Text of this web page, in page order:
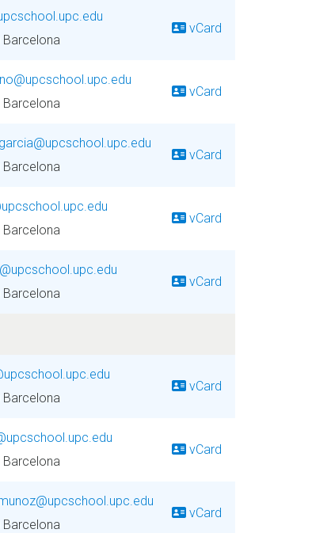
Barcelona
vCard
Barcelona
vCard
Barcelona
vCard
Barcelona
vCard
Barcelona
vCard
Barcelona
vCard
Barcelona
vCard
Barcelona
vCard